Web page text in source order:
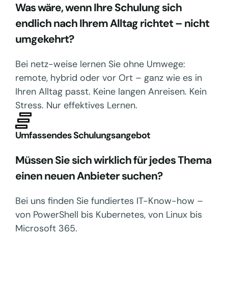
Was wäre, wenn Ihre Schulung sich
endlich nach Ihrem Alltag richtet – nicht
umgekehrt?
Bei netz-weise lernen Sie ohne Umwege:
remote, hybrid oder vor Ort – ganz wie es in
Ihren Alltag passt. Keine langen Anreisen. Kein
Stress. Nur effektives Lernen.
Umfassendes Schulungsangebot
Müssen Sie sich wirklich für jedes Thema
einen neuen Anbieter suchen?
Bei uns finden Sie fundiertes IT-Know-how –
von PowerShell bis Kubernetes, von Linux bis
Microsoft 365.